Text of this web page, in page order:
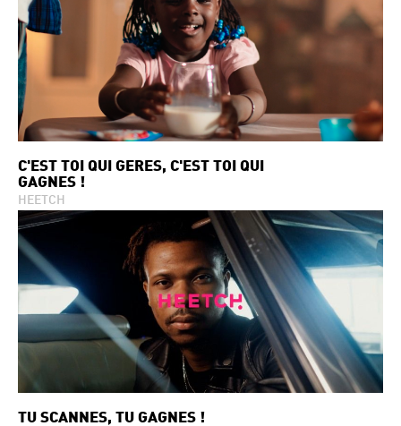
C'EST TOI QUI GÈRES, C'EST TOI QUI
GAGNES !
HEETCH
TU SCANNES, TU GAGNES !